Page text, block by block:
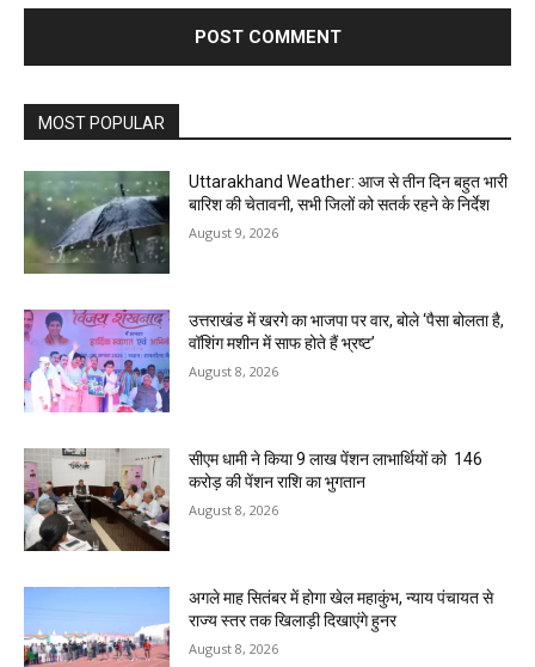
MOST POPULAR
Uttarakhand Weather: आज से तीन दिन बहुत भारी
बारिश की चेतावनी, सभी जिलों को सतर्क रहने के निर्देश
August 9, 2026
उत्तराखंड में खरगे का भाजपा पर वार, बोले ‘पैसा बोलता है,
वॉशिंग मशीन में साफ होते हैं भ्रष्ट’
August 8, 2026
सीएम धामी ने किया 9 लाख पेंशन लाभार्थियों को ₹ 146
करोड़ की पेंशन राशि का भुगतान
August 8, 2026
अगले माह सितंबर में होगा खेल महाकुंभ, न्याय पंचायत से
राज्य स्तर तक खिलाड़ी दिखाएंगे हुनर
August 8, 2026